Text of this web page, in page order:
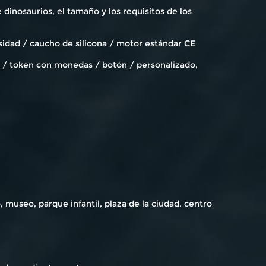
el tamaño y los requisitos de los
/ caucho de silicona / motor estándar CE
token con monedas / botón / personalizado,
parque infantil, plaza de la ciudad, centro